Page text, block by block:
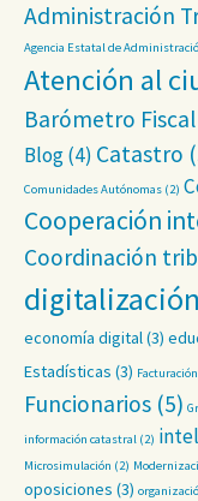
Administración
Agencia Estatal de
Atención al
Barómetro Fiscal
Blog(4) Catastro
Comunidades Autónomas (2)
Cooperación
Coordinación
digitalización
economía digital(3)
Estadísticas (3) Facturación
Funcionarios (5)
información catastral (2)
Microsimulación (2)
oposiciones (3)